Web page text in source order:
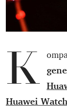
K
Huawei